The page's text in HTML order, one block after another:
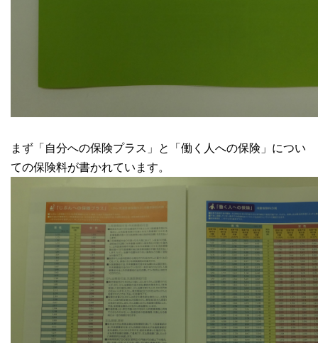
まず「自分への保険プラス」と「働く人への保険」につい
ての保険料が書かれています。